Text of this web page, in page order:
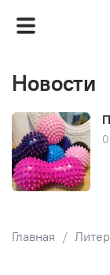
Главная
Новости